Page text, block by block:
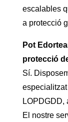
escalables
a protecció
Pot
protecció
Sí.
LOPDGDD,
El nostre